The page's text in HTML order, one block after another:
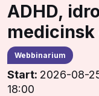
ADHD,
medicinsk
Webbinarium
Start: 2026-08-
18:00